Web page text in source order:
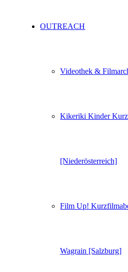
OUTREACH
Videothek &
Kikeriki Kinder
[Niederösterreich]
Film Up!
Wagrain [Salzburg]